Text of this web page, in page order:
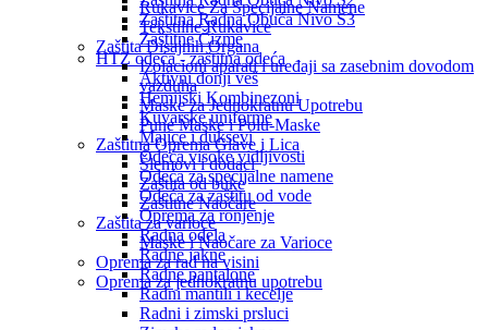
Rukavice Za Specijalne Namene
Tekstilne Rukavice
Zaštita Disajnih Organa
Izolacioni aparati i uređaji sa zasebnim dovodom
vazduha
Maske za Jednokratnu Upotrebu
Pune Maske i Polu-Maske
Zaštitna Oprema Glave i Lica
Šlemovi i dodaci
Zaštita od buke
Zaštitne Naočare
Zaštita za varioce
Maske i Naočare za Varioce
Oprema za rad na visini
Oprema za jednokratnu upotrebu
Zaštitna Radna Obuća Nivo S3
Zaštitne Čizme
HTZ odeća - zaštitna odeća
Aktivni donji veš
Hemijski Kombinezoni
Kuvarske uniforme
Majice i duksevi
Odeća visoke vidljivosti
Odeća za specijalne namene
Odeća za zaštitu od vode
Oprema za ronjenje
Radna odela
Radne jakne
Radne pantalone
Radni mantili i kecelje
Radni i zimski prsluci